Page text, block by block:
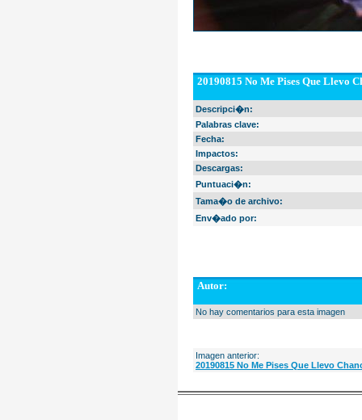
20190815 No Me Pises Que Llevo
Descripci�n:
Palabras clave:
Fecha:
Impactos:
Descargas:
Puntuaci�n:
Tama�o de archivo:
Env�ado por:
Autor:
No hay comentarios para esta imagen
Imagen anterior:
20190815 No Me Pises Que Llevo